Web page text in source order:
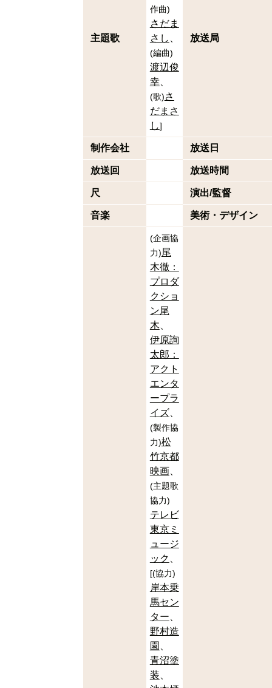
主題歌
作曲)
さだま
さし
(編曲)
渡辺俊
幸
(歌) さ
だまさ
し]
放送局
制作会社 放送日
放送回 放送時間
尺 演出/監督
音楽 美術・デザイン
(企画協
力) 尾
木徹：
プロダ
クショ
ン尾
木
伊原詢
太郎：
アクト
エンタ
ープラ
イズ
(製作協
力)松
竹京都
映画
(主題歌
協力)
テレビ
東京ミ
ュージ
ック
[(協力)
岸本乗
馬セン
ター
野村造
園
青沼塗
装